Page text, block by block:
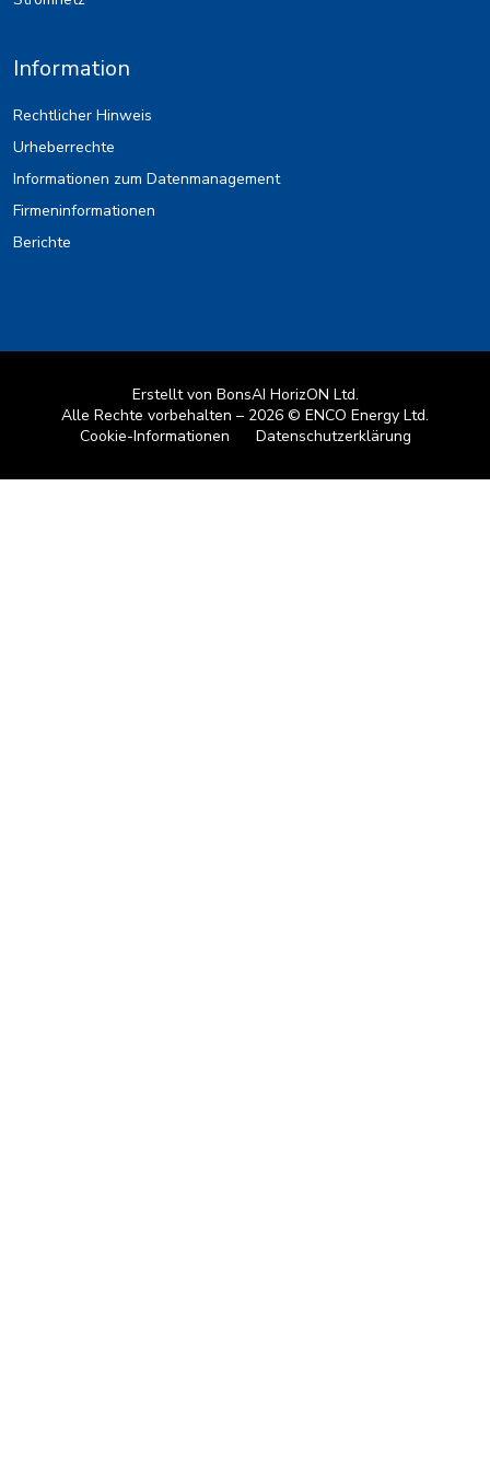
Information
Rechtlicher Hinweis
Urheberrechte
Informationen zum Datenmanagement
Firmeninformationen
Berichte
Erstellt von BonsAI HorizON Ltd.
Alle Rechte vorbehalten – 2026 © ENCO Energy Ltd.
Cookie-Informationen
Datenschutzerklärung